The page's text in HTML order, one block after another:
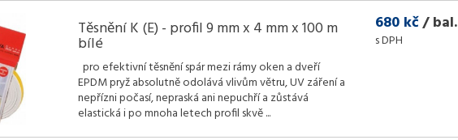
Těsnění K (E) - profil 9 mm x 4 mm x 100 m
bílé
pro efektivní těsnění spár mezi rámy oken a dveří
EPDM pryž absolutně odolává vlivům větru, UV záření a
nepřízni počasí, nepraská ani nepuchří a zůstává
elastická i po mnoha letech profil skvě...
680 kč/ bal.
s DPH